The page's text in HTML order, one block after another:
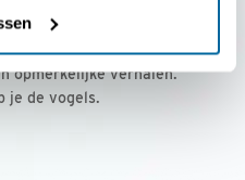
€ 36,00 per jaar
onze leden, met
opmerkelijke verhalen.
je de vogels.